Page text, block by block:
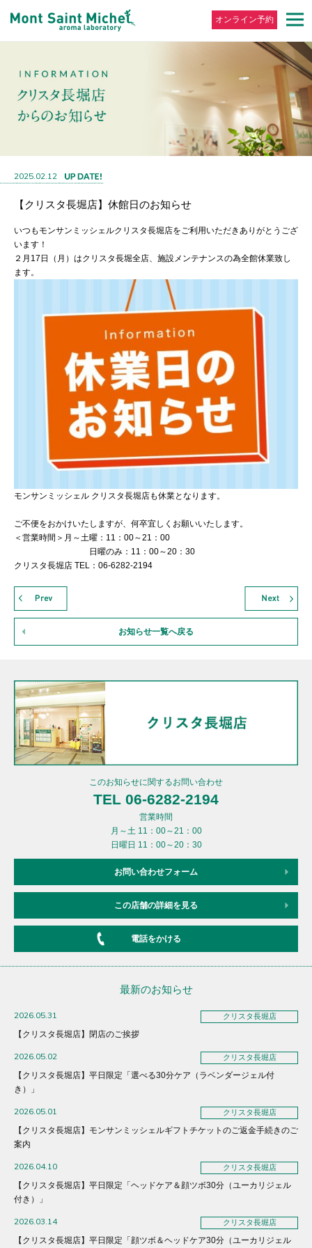
オンライン予約
2025.02.12
【クリスタ長堀店】休館日のお知らせ
いつもモンサンミッシェルクリスタ長堀店をご利用いただきありがとうござ
います！
２月17日（月）はクリスタ長堀全店、施設メンテナンスの為全館休業致し
ます。
モンサンミッシェル クリスタ長堀店も休業となります。
ご不便をおかけいたしますが、何卒宜しくお願いいたします。
＜営業時間＞月～土曜：11：00～21：00
日曜のみ：11：00～20：30
クリスタ長堀店 TEL：06-6282-2194
お知らせ一覧へ戻る
このお知らせに関するお問い合わせ
TEL 06-6282-2194
営業時間
月～土 11：00～21：00
日曜日 11：00～20：30
お問い合わせフォーム
この店舗の詳細を見る
電話をかける
最新のお知らせ
2026.05.31 クリスタ長堀店
【クリスタ長堀店】閉店のご挨拶
2026.05.02 クリスタ長堀店
【クリスタ長堀店】平日限定「選べる30分ケア（ラベンダージェル付
き）」
2026.05.01 クリスタ長堀店
【クリスタ長堀店】モンサンミッシェルギフトチケットのご返金手続きのご
案内
2026.04.10 クリスタ長堀店
【クリスタ長堀店】平日限定「ヘッドケア＆顔ツボ30分（ユーカリジェル
付き）」
2026.03.14 クリスタ長堀店
【クリスタ長堀店】平日限定「顔ツボ＆ヘッドケア30分（ユーカリジェル